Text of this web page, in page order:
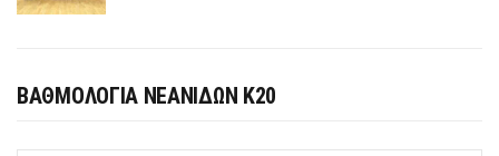
ΒΑΘΜΟΛΟΓΙΑ ΝΕΑΝΙΔΩΝ Κ20